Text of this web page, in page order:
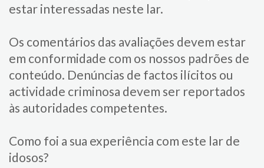
estar interessadas neste lar.
Os comentários das avaliações devem estar
em conformidade com os nossos padrões de
conteúdo. Denúncias de factos ilícitos ou
actividade criminosa devem ser reportados
às autoridades competentes.
Como foi a sua experiência com este lar de
idosos?